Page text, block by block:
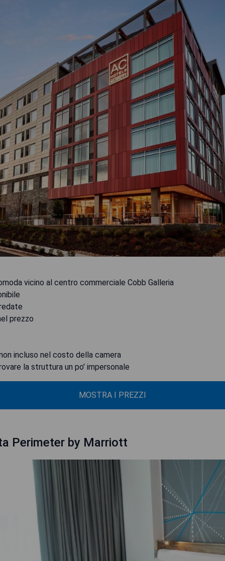
vicino al centro commerciale Cobb Galleria
prezzo
incluso nel costo della camera
la struttura un po' impersonale
MOSTRA I PREZZI
Perimeter by Marriott